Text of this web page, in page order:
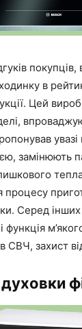
в
Цей
замінюють
процесу
Серед
СВЧ, захист
духовки